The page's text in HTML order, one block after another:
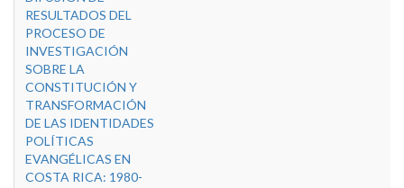
RESULTADOS DEL
PROCESO DE
INVESTIGACIÓN
SOBRE LA
CONSTITUCIÓN Y
TRANSFORMACIÓN
DE LAS IDENTIDADES
POLÍTICAS
EVANGÉLICAS EN
COSTA RICA: 1980-